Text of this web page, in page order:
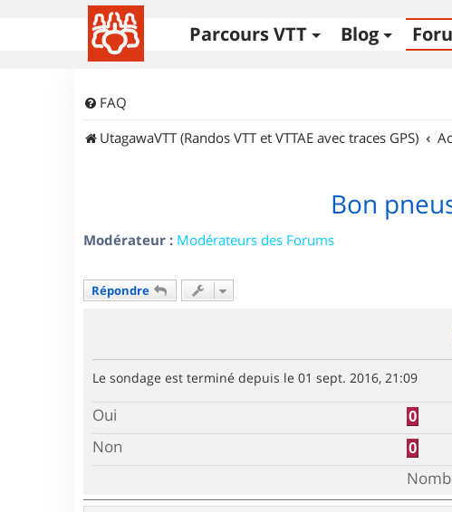
Parcours VTT Blog
FAQ
UtagawaVTT (Randos VTT et VTTAE avec traces GPS)
Bon
Modérateur : Modérateurs des Forums
Répondre
Le sondage est terminé depuis le 01 sept. 2016, 21:09
Oui 0
Non
0